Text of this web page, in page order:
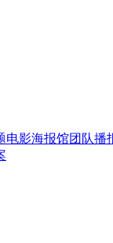
电影海报馆团队播